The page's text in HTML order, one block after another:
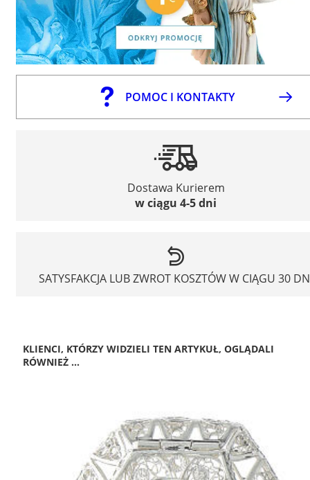
POMOC I KONTAKTY
Dostawa Kurierem
w ciągu 4-5 dni
SATYSFAKCJA LUB ZWROT KOSZTÓW W CIĄGU 30
KLIENCI, KTÓRZY WIDZIELI TEN ARTYKUŁ, OGLĄDALI
RÓWNIEŻ ...